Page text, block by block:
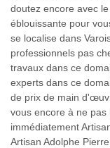
doutez encore avec
éblouissante pour
se localise dans
professionnels pas
travaux dans ce
experts dans ce
de prix de main
vous encore à ne
immédiatement
Artisan Adolphe